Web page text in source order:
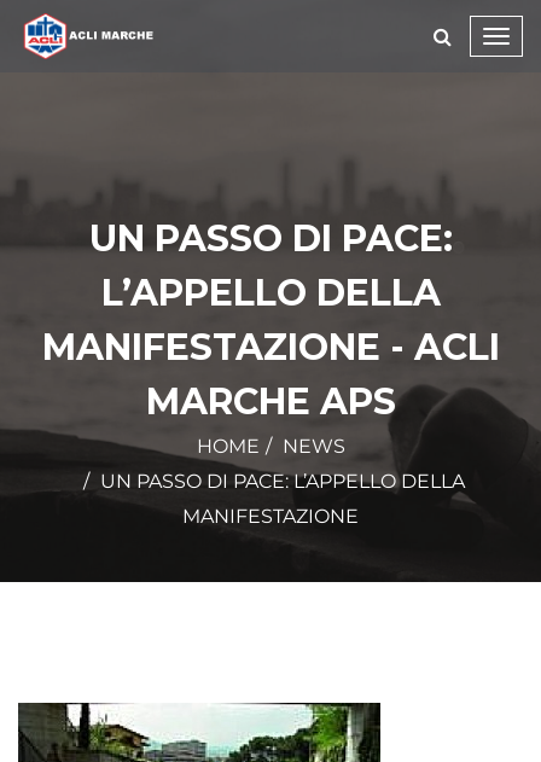
UN PASSO DI PACE:
L’APPELLO DELLA
MANIFESTAZIONE - ACLI
MARCHE APS
HOME
NEWS
UN PASSO DI PACE: L’APPELLO DELLA
MANIFESTAZIONE